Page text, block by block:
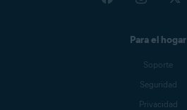
Para el hogar
Soporte
Seguridad
Privacidad